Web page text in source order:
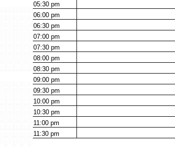
05:30pm
06:00pm
06:30pm
07:00pm
07:30pm
08:00pm
08:30pm
09:00pm
09:30pm
10:00pm
10:30pm
11:00pm
11:30pm